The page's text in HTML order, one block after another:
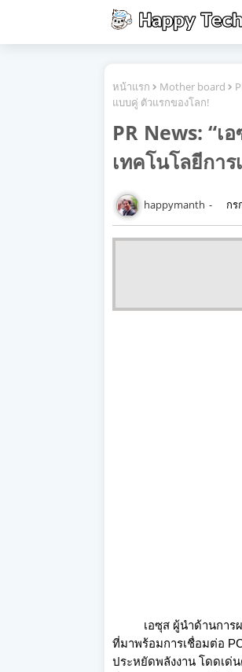
หน้าแรก Mother board
แบบคู่ ตัวแรกของโลก!
PR News: “เ
เทคโนโลยีกา
happymanth กร
เอซุส ผู้นำด้านการผลิ
ที่มาพร้อมการเชื่อมต่อ
ประหยัดพลังงาน โดดเด่น